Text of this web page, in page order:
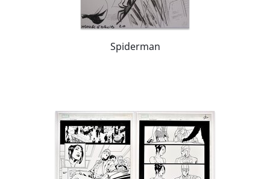
Spiderman